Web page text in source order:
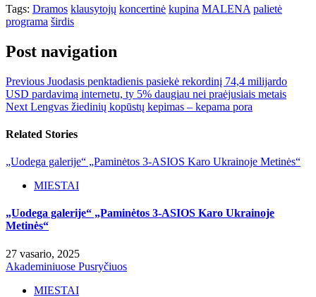
Tags: Dramos klausytojų koncertinė kupina MALENA palietė
programa širdis
Post navigation
Previous Juodasis penktadienis pasiekė rekordinį 74,4 milijardo
USD pardavimą internetu, ty 5% daugiau nei praėjusiais metais
Next Lengvas žiedinių kopūstų kepimas – kepama pora
Related Stories
„Uodega galerije“ „Paminėtos 3-ASIOS Karo Ukrainoje Metinės“
MIESTAI
„Uodega galerije“ „Paminėtos 3-ASIOS Karo Ukrainoje
Metinės“
27 vasario, 2025
Akademiniuose Pusryčiuos
MIESTAI